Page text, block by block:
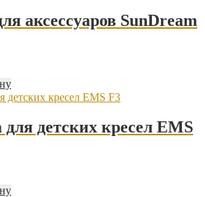
аксессуаров SunDream
детских кресел EMS